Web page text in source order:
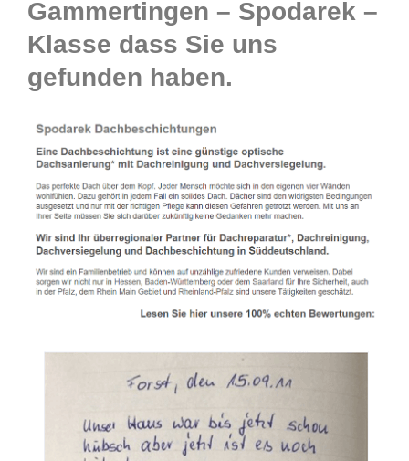
Gammertingen – Spodarek –
Klasse dass Sie uns
gefunden haben.